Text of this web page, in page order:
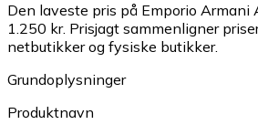
Den laveste pris på Emporio Armani
1.250 kr. Prisjagt sammenligner
netbutikker og fysiske butikker.
Grundoplysninger
Produktnavn